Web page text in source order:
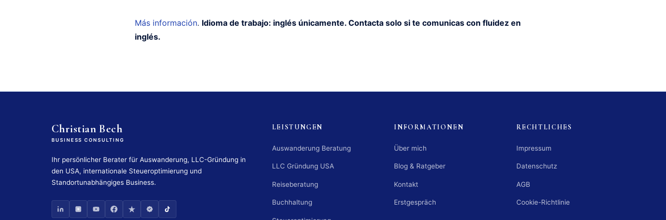
Más información. Idioma de trabajo: inglés únicamente. Contacta solo si te comunicas con fluidez en
inglés.
Christian Bech
BUSINESS CONSULTING
Ihr persönlicher Berater für Auswanderung, LLC-Gründung in
den USA, internationale Steueroptimierung und
Standortunabhängiges Business.
LEISTUNGEN
Auswanderung Beratung
LLC Gründung USA
Reiseberatung
Buchhaltung
INFORMATIONEN
Über mich
Blog & Ratgeber
Kontakt
Erstgespräch
RECHTLICHES
Impressum
Datenschutz
AGB
Cookie-Richtlinie